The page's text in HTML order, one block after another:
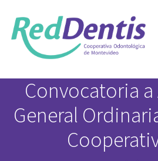
Convocatoria a
General